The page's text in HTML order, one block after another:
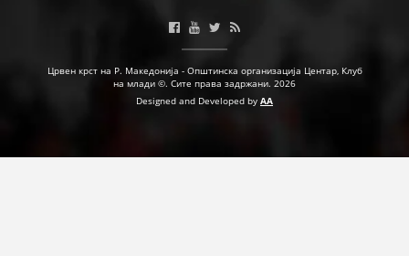
ЗДРАВСТВЕНО ПРЕВЕНТИВНА ДЕЈНОСТ
ПРВА ПОМОШ
КРВОДАРИТЕЛСТВО
МЕНАЏМЕНТ НА ВОЛОНТЕРИ
Црвен крст на Р. Македонија - Општинска организација Центар, Клуб
на млади ©. Сите права задржани. 2026
Designed and Developed by AA